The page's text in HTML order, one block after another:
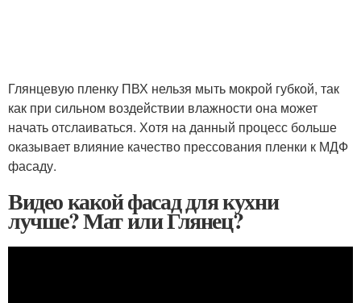
Глянцевую пленку ПВХ нельзя мыть мокрой губкой, так
как при сильном воздействии влажности она может
начать отслаиваться. Хотя на данный процесс больше
оказывает влияние качество прессования пленки к МДФ
фасаду.
Видео какой фасад для кухни
лучше? Мат или Глянец?